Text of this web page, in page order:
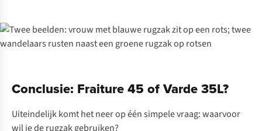
Conclusie: Fraiture 45 of Varde 35L?
Uiteindelijk komt het neer op één simpele vraag: waarvoor
wil je de rugzak gebruiken?